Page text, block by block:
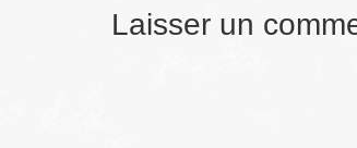
Laisser un